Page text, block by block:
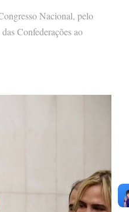
Nacional, pelo
Confederações ao